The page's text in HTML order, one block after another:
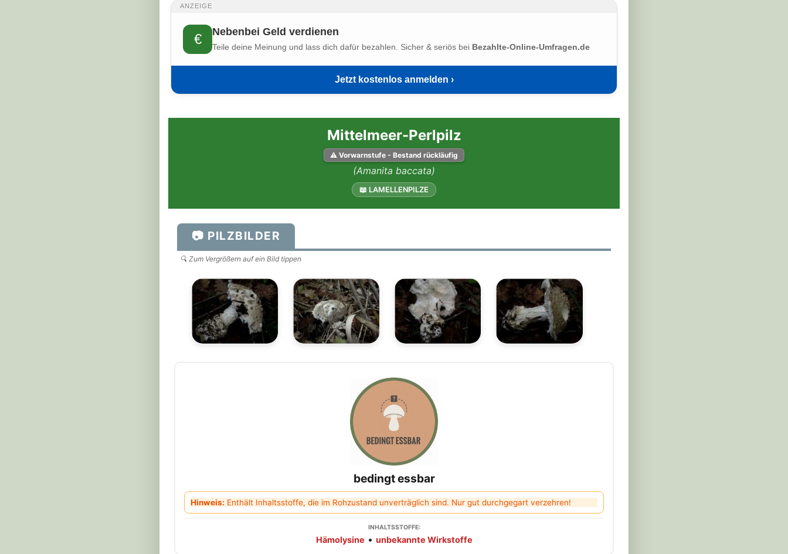
ANZEIGE
€ Nebenbei Geld verdienen
Teile deine Meinung und lass dich dafür bezahlen. Sicher & seriös bei Bezahlte-Online-Umfragen.de
Jetzt kostenlos anmelden ›
Mittelmeer-Perlpilz
⚠ Vorwarnstufe - Bestand rückläufig
(Amanita baccata)
📖 LAMELLENPILZE
📷 PILZBILDER
🔍 Zum Vergrößern auf ein Bild tippen
bedingt essbar
Hinweis: Enthält Inhaltsstoffe, die im Rohzustand unverträglich sind. Nur gut durchgegart verzehren!
INHALTSSTOFFE:
Hämolysine • unbekannte Wirkstoffe